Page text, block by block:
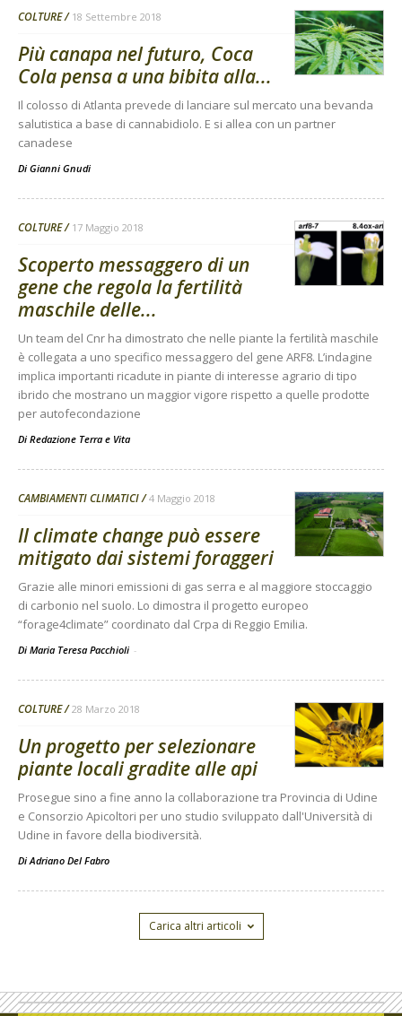
COLTURE 18 Settembre 2018
Più canapa nel futuro, Coca
Cola pensa a una bibita alla...
Il colosso di Atlanta prevede di lanciare sul mercato una bevanda
salutistica a base di cannabidiolo. E si allea con un partner
canadese
Di Gianni Gnudi
COLTURE 17 Maggio 2018
Scoperto messaggero di un
gene che regola la fertilità
maschile delle...
Un team del Cnr ha dimostrato che nelle piante la fertilità maschile
è collegata a uno specifico messaggero del gene ARF8. L’indagine
implica importanti ricadute in piante di interesse agrario di tipo
ibrido che mostrano un maggior vigore rispetto a quelle prodotte
per autofecondazione
Di Redazione Terra e Vita
CAMBIAMENTI CLIMATICI 4 Maggio 2018
Il climate change può essere
mitigato dai sistemi foraggeri
Grazie alle minori emissioni di gas serra e al maggiore stoccaggio
di carbonio nel suolo. Lo dimostra il progetto europeo
“forage4climate” coordinato dal Crpa di Reggio Emilia.
Di Maria Teresa Pacchioli -
COLTURE 28 Marzo 2018
Un progetto per selezionare
piante locali gradite alle api
Prosegue sino a fine anno la collaborazione tra Provincia di Udine
e Consorzio Apicoltori per uno studio sviluppato dall'Università di
Udine in favore della biodiversità.
Di Adriano Del Fabro
Carica altri articoli